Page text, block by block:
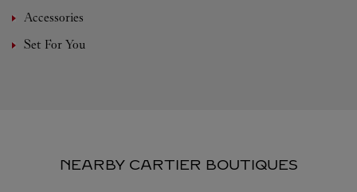
Accessories
Set For You
NEARBY CARTIER BOUTIQUES